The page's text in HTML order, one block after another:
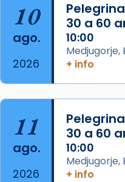
L’arquebisbe de
Josep Omella, ha
concelebrat el
Mons. David
📸 Dr. G. Simón
Foto
View on Facebook · Share
Arquebisbat
2 weeks ago
10
ago.
2026
30 a 60
10:00
Medjugorje,
+ info
11
ago.
2026
30 a 60
10:00
Medjugorje,
+ info